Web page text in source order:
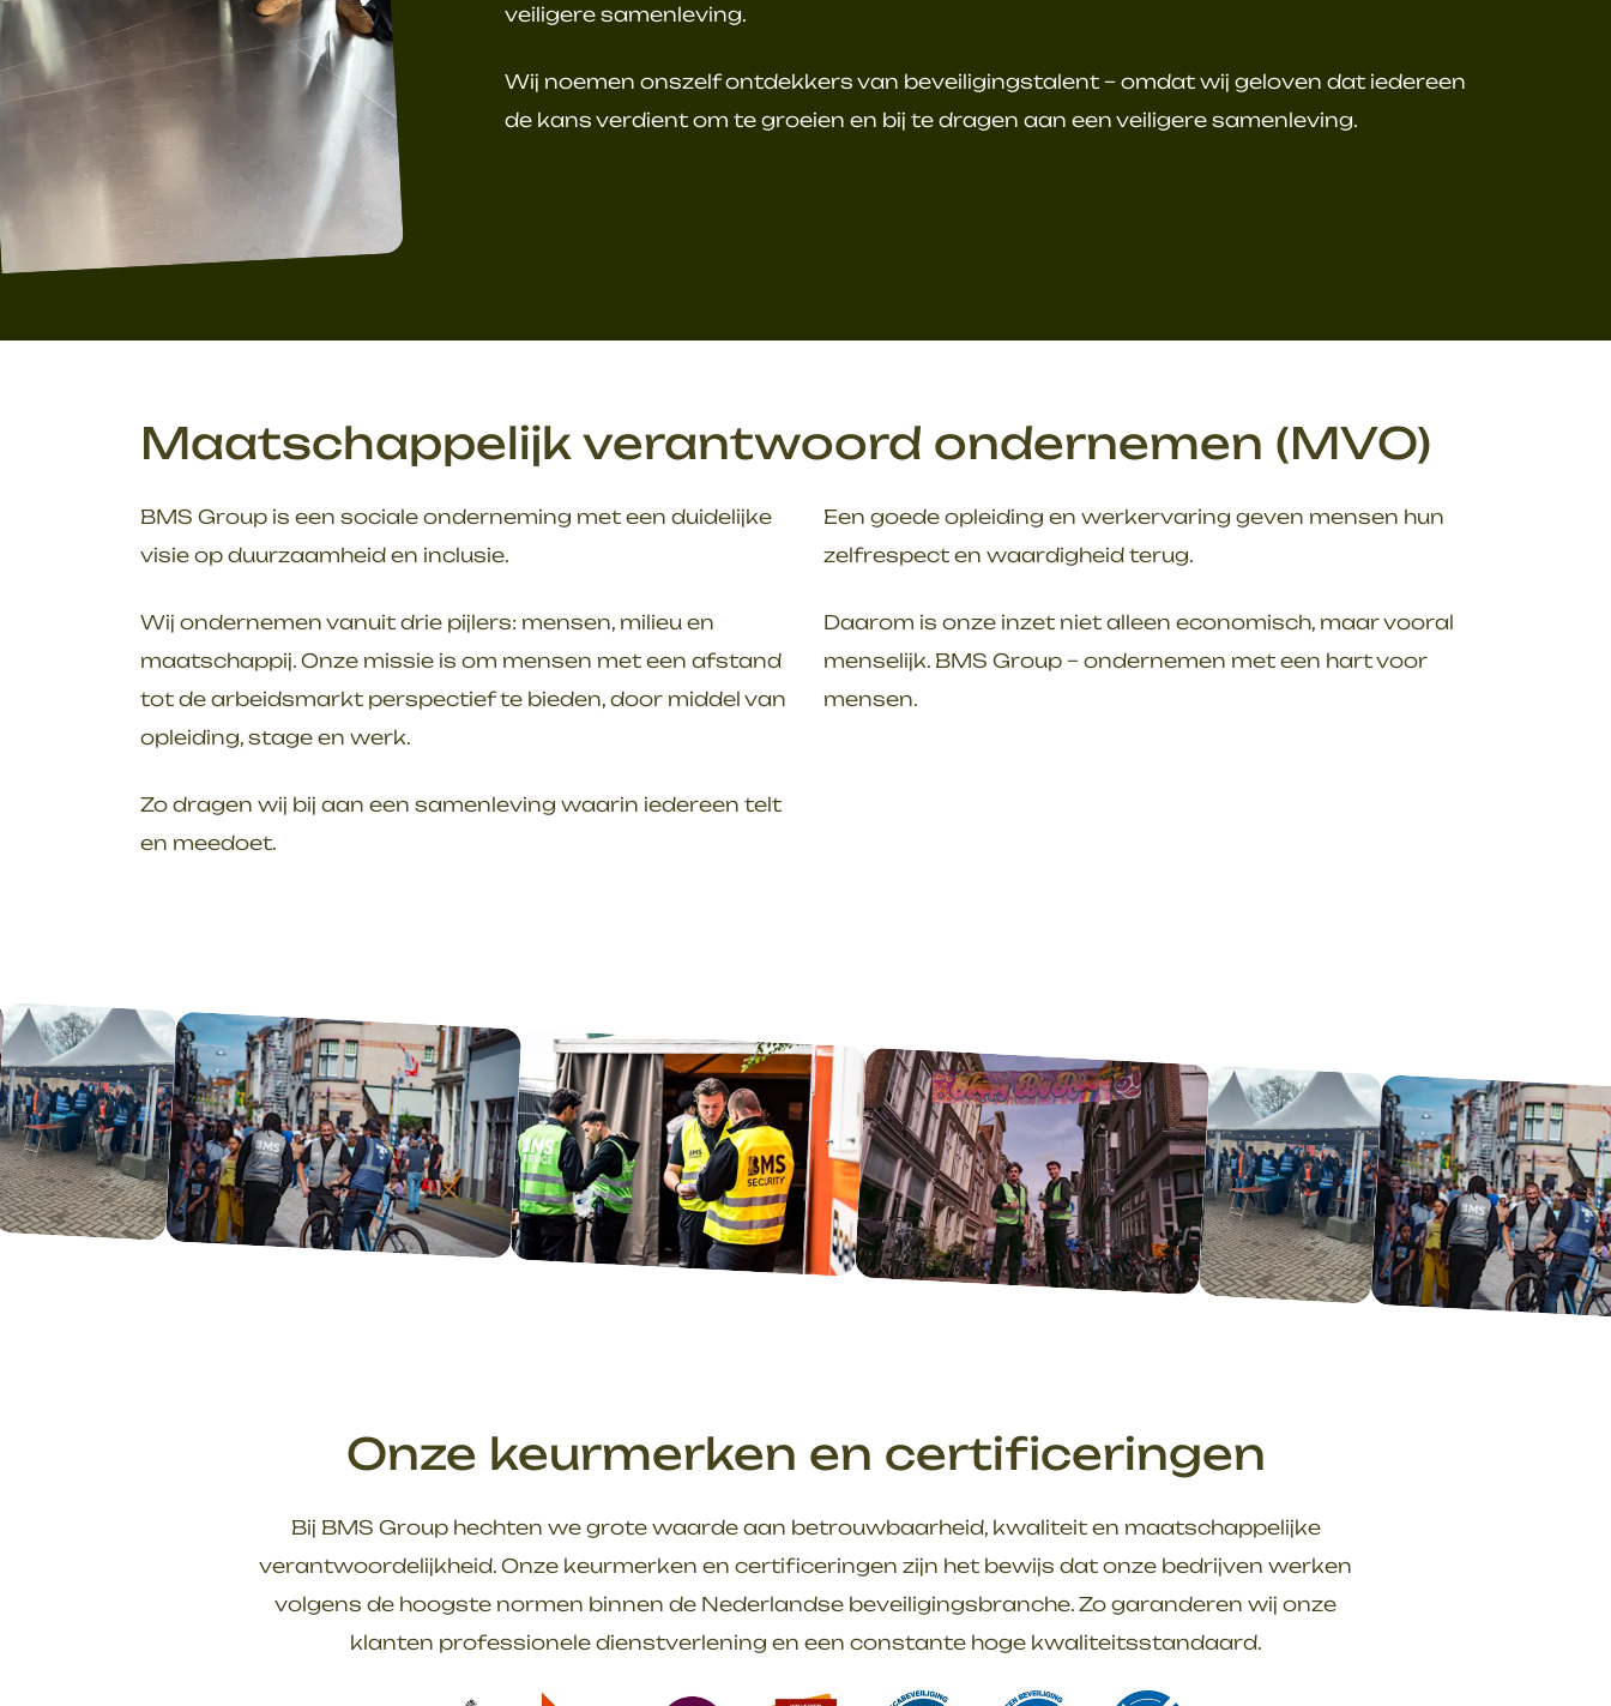
veiligere samenleving.
Wij noemen onszelf ontdekkers van beveiligingstalent – omdat wij geloven dat iedereen
de kans verdient om te groeien en bij te dragen aan een veiligere samenleving.
Maatschappelijk verantwoord ondernemen (MVO)
BMS Group is een sociale onderneming met een duidelijke
visie op duurzaamheid en inclusie.
Wij ondernemen vanuit drie pijlers: mensen, milieu en
maatschappij. Onze missie is om mensen met een afstand
tot de arbeidsmarkt perspectief te bieden, door middel van
opleiding, stage en werk.
Zo dragen wij bij aan een samenleving waarin iedereen telt
en meedoet.
Een goede opleiding en werkervaring geven mensen hun
zelfrespect en waardigheid terug.
Daarom is onze inzet niet alleen economisch, maar vooral
menselijk. BMS Group – ondernemen met een hart voor
mensen.
Onze keurmerken en certificeringen
Bij BMS Group hechten we grote waarde aan betrouwbaarheid, kwaliteit en maatschappelijke
verantwoordelijkheid. Onze keurmerken en certificeringen zijn het bewijs dat onze bedrijven werken
volgens de hoogste normen binnen de Nederlandse beveiligingsbranche. Zo garanderen wij onze
klanten professionele dienstverlening en een constante hoge kwaliteitsstandaard.